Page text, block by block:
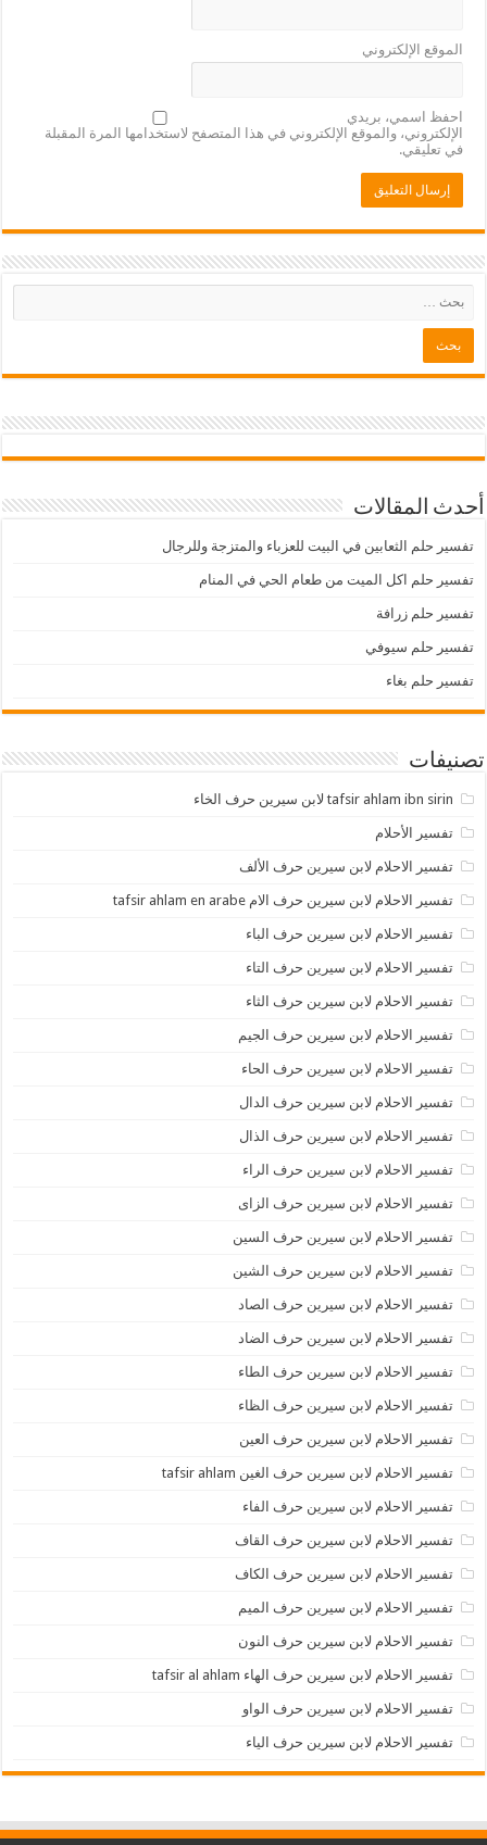
الموقع الإلكتروني
احفظ اسمي، بريدي
الإلكتروني، والموقع الإلكتروني في هذا المتصفح لاستخدامها المرة المقبلة
في تعليقي.
أحدث المقالات
تفسير حلم الثعابين في البيت للعزباء والمتزجة وللرجال
تفسير حلم اكل الميت من طعام الحي في المنام
تفسير حلم زرافة
تفسير حلم سيوفي
تفسير حلم بغاء
تصنيفات
tafsir ahlam ibn sirin لابن سيرين حرف الخاء
تفسير الأحلام
تفسير الاحلام لابن سيرين حرف الألف
تفسير الاحلام لابن سيرين حرف الام tafsir ahlam en arabe
تفسير الاحلام لابن سيرين حرف الباء
تفسير الاحلام لابن سيرين حرف التاء
تفسير الاحلام لابن سيرين حرف الثاء
تفسير الاحلام لابن سيرين حرف الجيم
تفسير الاحلام لابن سيرين حرف الحاء
تفسير الاحلام لابن سيرين حرف الدال
تفسير الاحلام لابن سيرين حرف الذال
تفسير الاحلام لابن سيرين حرف الراء
تفسير الاحلام لابن سيرين حرف الزاى
تفسير الاحلام لابن سيرين حرف السين
تفسير الاحلام لابن سيرين حرف الشين
تفسير الاحلام لابن سيرين حرف الصاد
تفسير الاحلام لابن سيرين حرف الضاد
تفسير الاحلام لابن سيرين حرف الطاء
تفسير الاحلام لابن سيرين حرف الظاء
تفسير الاحلام لابن سيرين حرف العين
تفسير الاحلام لابن سيرين حرف الغين tafsir ahlam
تفسير الاحلام لابن سيرين حرف الفاء
تفسير الاحلام لابن سيرين حرف القاف
تفسير الاحلام لابن سيرين حرف الكاف
تفسير الاحلام لابن سيرين حرف الميم
تفسير الاحلام لابن سيرين حرف النون
تفسير الاحلام لابن سيرين حرف الهاء tafsir al ahlam
تفسير الاحلام لابن سيرين حرف الواو
تفسير الاحلام لابن سيرين حرف الياء